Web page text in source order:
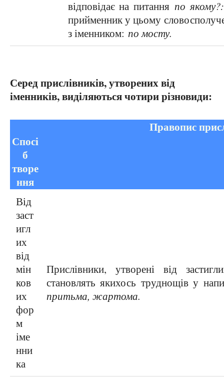
відповідає на питанняпо
прийменник у цьому
з іменником: по мосту.
Серед прислівників, утворених від
іменників, виділяються чотири різновиди:
Правопис
Спосі
б
творе
ння
Від
заст
игл
их
від
мін
ков
их
фор
м
іме
нни
ка
Прислівники, утворені від
становлять якихось труднощів у
притьма, жартома.